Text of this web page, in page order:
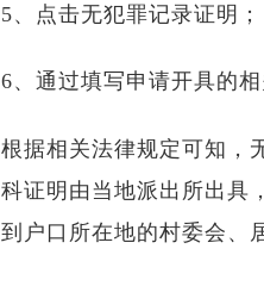
5、点击无犯罪记录证明；
6、通过填写申请开具的
根据相关法律规定可知，
科证明由当地派出所出具
到户口所在地的村委会、